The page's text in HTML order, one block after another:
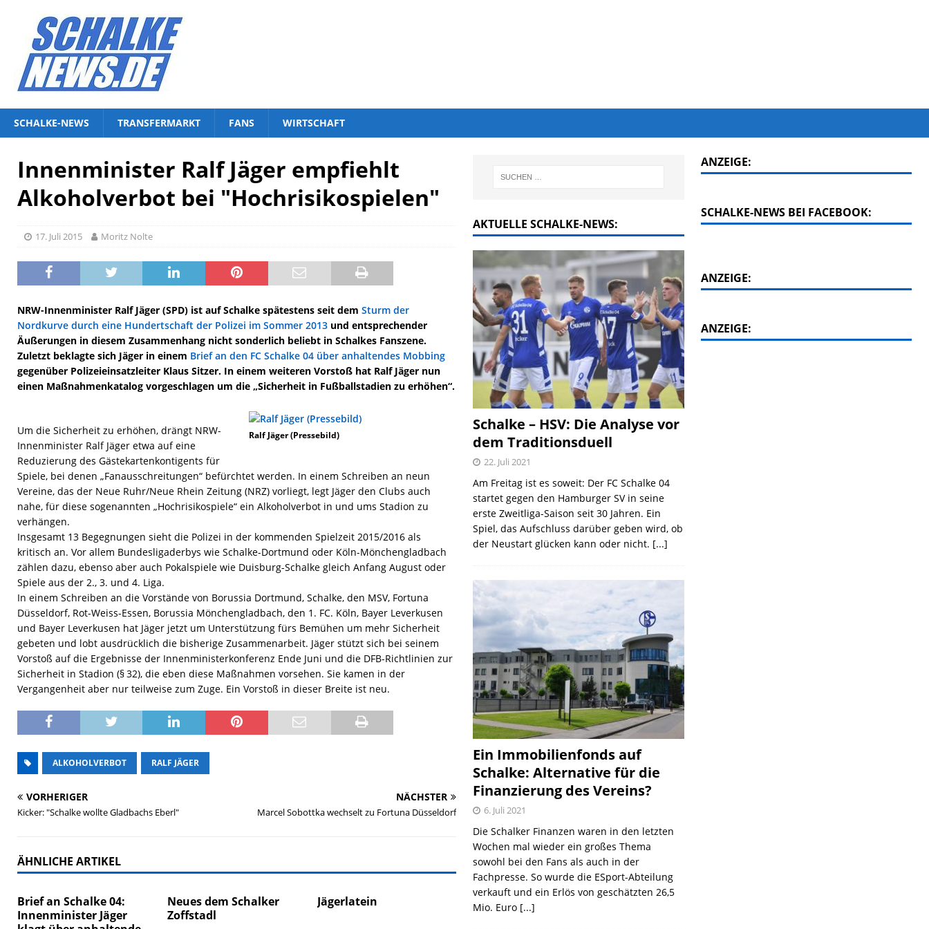
SCHALKE-NEWS TRANSFERMARKT FANS WIRTSCHAFT
Innenminister Ralf Jäger empfiehlt
Alkoholverbot bei "Hochrisikospielen"
17. Juli 2015 Moritz Nolte
NRW-Innenminister Ralf Jäger (SPD) ist auf Schalke spätestens seit dem Sturm der
Nordkurve durch eine Hundertschaft der Polizei im Sommer 2013 und entsprechender
Äußerungen in diesem Zusammenhang nicht sonderlich beliebt in Schalkes Fanszene.
Zuletzt beklagte sich Jäger in einem Brief an den FC Schalke 04 über anhaltendes Mobbing
gegenüber Polizeieinsatzleiter Klaus Sitzer. In einem weiteren Vorstoß hat Ralf Jäger nun
einen Maßnahmenkatalog vorgeschlagen um die „Sicherheit in Fußballstadien zu erhöhen“.
Ralf Jäger (Pressebild)
Um die Sicherheit zu erhöhen, drängt NRW-
Innenminister Ralf Jäger etwa auf eine
Reduzierung des Gästekartenkontigents für
Spiele, bei denen „Fanausschreitungen“ befürchtet werden. In einem Schreiben an neun
Vereine, das der Neue Ruhr/Neue Rhein Zeitung (NRZ) vorliegt, legt Jäger den Clubs auch
nahe, für diese sogenannten „Hochrisikospiele“ ein Alkoholverbot in und ums Stadion zu
verhängen.
Insgesamt 13 Begegnungen sieht die Polizei in der kommenden Spielzeit 2015/2016 als
kritisch an. Vor allem Bundesligaderbys wie Schalke-Dortmund oder Köln-Mönchengladbach
zählen dazu, ebenso aber auch Pokalspiele wie Duisburg-Schalke gleich Anfang August oder
Spiele aus der 2., 3. und 4. Liga.
In einem Schreiben an die Vorstände von Borussia Dortmund, Schalke, den MSV, Fortuna
Düsseldorf, Rot-Weiss-Essen, Borussia Mönchengladbach, den 1. FC. Köln, Bayer Leverkusen
und Bayer Leverkusen hat Jäger jetzt um Unterstützung fürs Bemühen um mehr Sicherheit
gebeten und lobt ausdrücklich die bisherige Zusammenarbeit. Jäger stützt sich bei seinem
Vorstoß auf die Ergebnisse der Innenministerkonferenz Ende Juni und die DFB-Richtlinien zur
Sicherheit in Stadion (§ 32), die eben diese Maßnahmen vorsehen. Sie kamen in der
Vergangenheit aber nur teilweise zum Zuge. Ein Vorstoß in dieser Breite ist neu.
ALKOHOLVERBOT RALF JÄGER
VORHERIGER
Kicker: "Schalke wollte Gladbachs Eberl"
NÄCHSTER
Marcel Sobottka wechselt zu Fortuna Düsseldorf
ÄHNLICHE ARTIKEL
Brief an Schalke 04:
Innenminister Jäger
Neues dem Schalker
Zoffstadl
Jägerlatein
AKTUELLE SCHALKE-NEWS:
Schalke – HSV: Die Analyse vor
dem Traditionsduell
22. Juli 2021
Am Freitag ist es soweit: Der FC Schalke 04
startet gegen den Hamburger SV in seine
erste Zweitliga-Saison seit 30 Jahren. Ein
Spiel, das Aufschluss darüber geben wird, ob
der Neustart glücken kann oder nicht. [...]
Ein Immobilienfonds auf
Schalke: Alternative für die
Finanzierung des Vereins?
6. Juli 2021
Die Schalker Finanzen waren in den letzten
Wochen mal wieder ein großes Thema
sowohl bei den Fans als auch in der
Fachpresse. So wurde die ESport-Abteilung
verkauft und ein Erlös von geschätzten 26,5
Mio. Euro [...]
ANZEIGE:
SCHALKE-NEWS BEI FACEBOOK:
ANZEIGE:
ANZEIGE: